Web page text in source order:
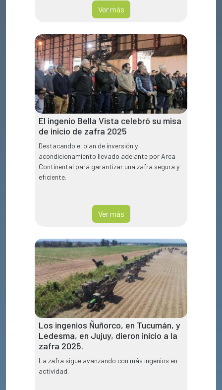
Ver más
El ingenio Bella Vista celebró su misa
de inicio de zafra 2025
Destacando el plan de inversión y
acondicionamiento llevado adelante por Arca
Continental para garantizar una zafra segura y
eficiente.
Ver más
Los ingenios Ñuñorco, en Tucumán, y
Ledesma, en Jujuy, dieron inicio a la
zafra 2025.
La zafra sigue avanzando con más ingenios en
actividad.